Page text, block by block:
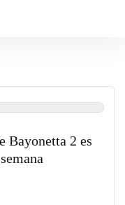
Bayonetta 2 es